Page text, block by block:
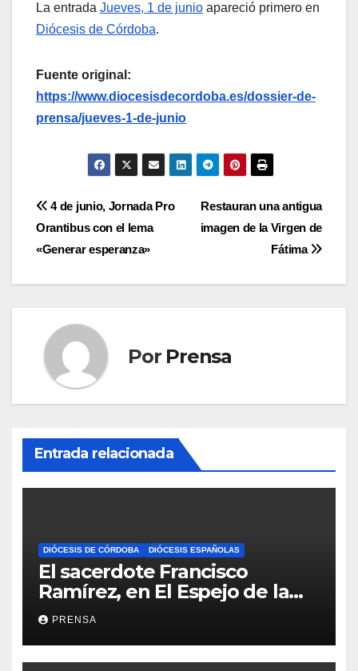
La entrada Jueves, 1 de junio apareció primero en
Diócesis de Córdoba.
Fuente original:
https://www.diocesisdecordoba.es/dossier-de-
prensa/jueves-1-de-junio
Navegación
de
entradas
Restauran una antigua
imagen de la Virgen de
Fátima
4 de junio, Jornada Pro
Orantibus con el lema
«Generar esperanza»
Por Prensa
Entrada relacionada
DIÓCESIS DE CÓRDOBA DIÓCESIS ESPAÑOLAS
El sacerdote Francisco
Ramírez, en El Espejo de la
Iglesia
PRENSA